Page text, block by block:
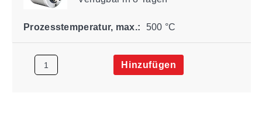
Prozesstemperatur, max.: 500 °C
Hinzufügen